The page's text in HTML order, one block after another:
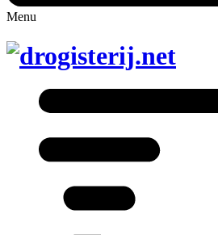
Menu